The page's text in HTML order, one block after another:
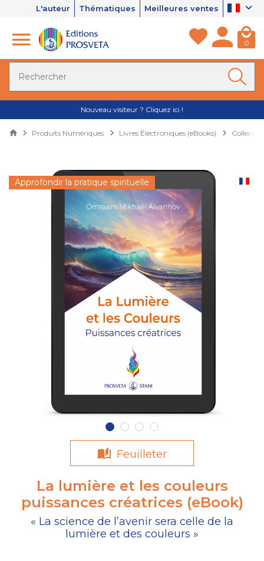
L'auteur Thématiques Meilleures ventes
0
Nouveau visiteur ? Cliquez ici !
Produits Numériques Livres Électroniques (eBooks)
Approfondir la pratique spirituelle
Feuilleter
La lumière et les couleurs
puissances créatrices (eBook)
« La science de l’avenir sera celle de la
lumière et des couleurs »